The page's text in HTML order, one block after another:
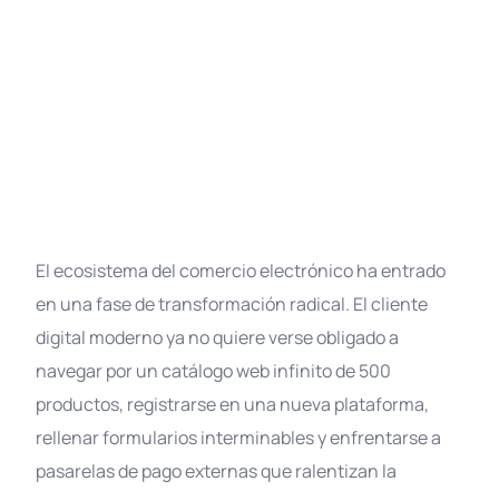
El ecosistema del comercio electrónico ha entrado
en una fase de transformación radical. El cliente
digital moderno ya no quiere verse obligado a
navegar por un catálogo web infinito de 500
productos, registrarse en una nueva plataforma,
rellenar formularios interminables y enfrentarse a
pasarelas de pago externas que ralentizan la